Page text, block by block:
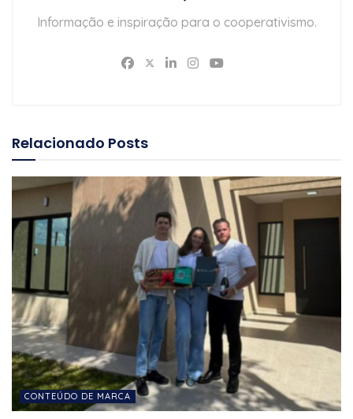
Informação e inspiração para o cooperativismo.
Relacionado Posts
CONTEÚDO DE MARCA